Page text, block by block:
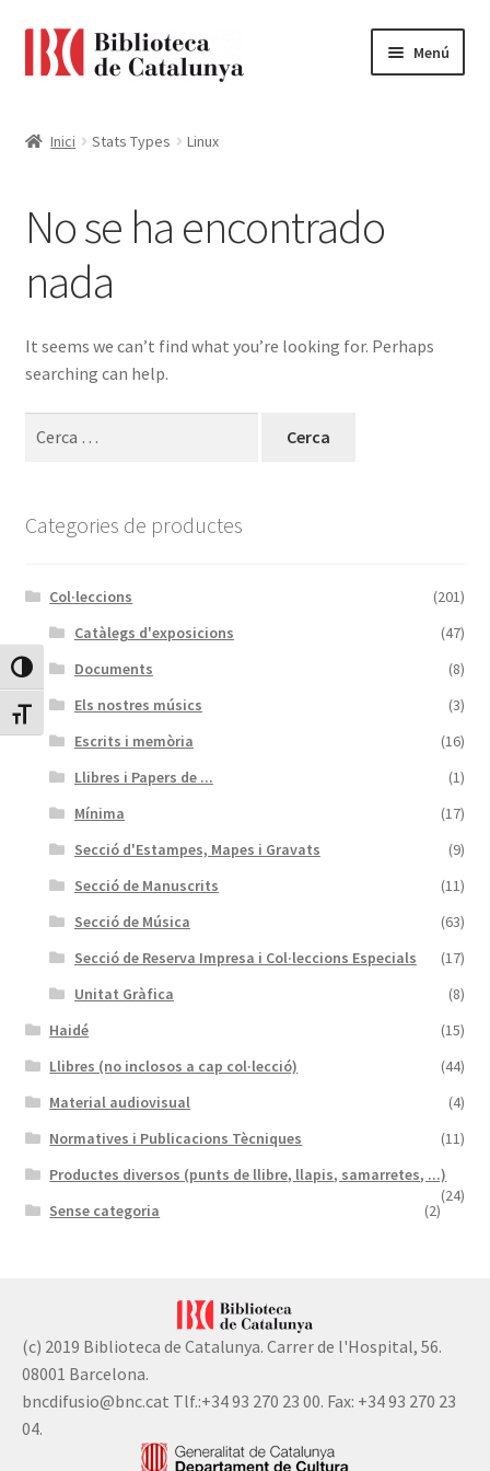
Canvia Alt Contrast
Canvia mida de lletra
Menú
Cistella
El meu compte
Finalitzar compra
Protecció de dades
Inici Stats Types Linux
No se ha encontrado
nada
It seems we can’t find what you’re looking for. Perhaps
searching can help.
Categories de productes
Col·leccions
(201)
Catàlegs d'exposicions
(47)
Documents
(8)
Els nostres músics
(3)
Escrits i memòria
(16)
Llibres i Papers de ...
(1)
Mínima
(17)
Secció d'Estampes, Mapes i Gravats
(9)
Secció de Manuscrits
(11)
Secció de Música
(63)
Secció de Reserva Impresa i Col·leccions Especials
(17)
Unitat Gràfica
(8)
Haidé
(15)
Llibres (no inclosos a cap col·lecció)
(44)
Material audiovisual
(4)
Normatives i Publicacions Tècniques
(11)
Productes diversos (punts de llibre, llapis, samarretes, ...)
(24)
Sense categoria (2)
(c) 2019 Biblioteca de Catalunya. Carrer de l'Hospital, 56.
08001 Barcelona.
bncdifusio@bnc.cat Tlf.:+34 93 270 23 00. Fax: +34 93 270 23
04.